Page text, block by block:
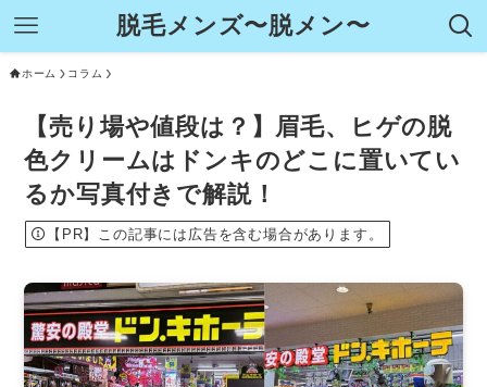
脱毛メンズ〜脱メン〜
ホーム コラム
【売り場や値段は？】眉毛、ヒゲの脱
色クリームはドンキのどこに置いてい
るか写真付きで解説！
【PR】この記事には広告を含む場合があります。